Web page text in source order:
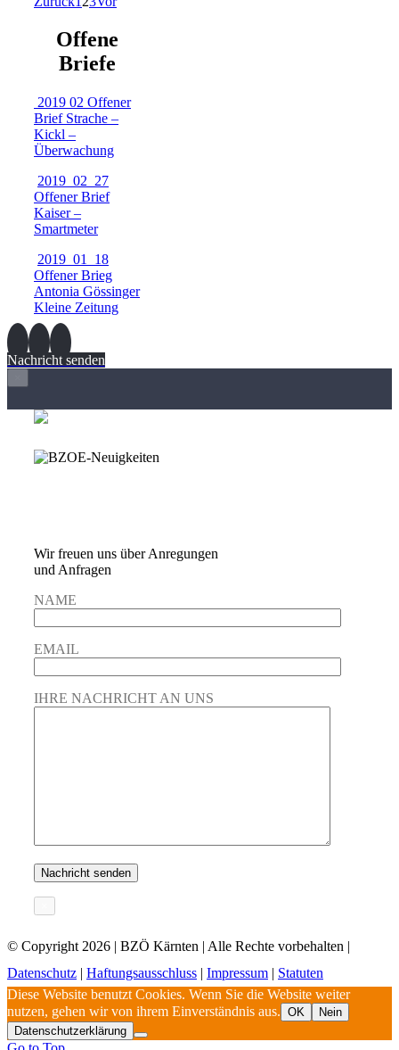
Offene
Briefe
2019 02 Offener
Brief Strache –
Kickl –
Überwachung
2019_02_27
Offener Brief
Kaiser –
Smartmeter
2019_01_18
Offener Brieg
Antonia Gössinger
Kleine Zeitung
Nachricht senden
Wir freuen uns über Anregungen
und Anfragen
NAME
EMAIL
IHRE NACHRICHT AN UNS
© Copyright 2026 | BZÖ Kärnten | Alle Rechte vorbehalten |
Datenschutz | Haftungsausschluss | Impressum | Statuten
Diese Website benutzt Cookies. Wenn Sie die Website weiter
nutzen, gehen wir von ihrem Einverständnis aus. OK
Nein
Datenschutzerklärung